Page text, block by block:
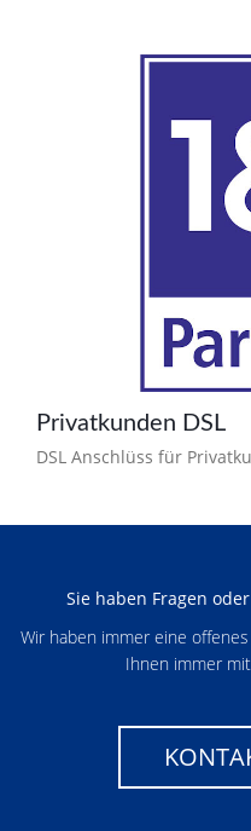
Privatkunden DSL
DSL Anschlüss für
Sie haben Fragen
Wir haben immer eine
Ihnen immer